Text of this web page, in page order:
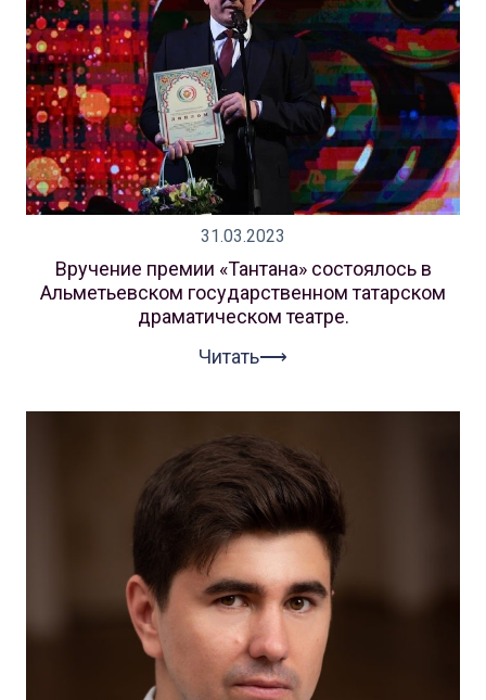
31.03.2023
Вручение премии «Тантана» состоялось в
Альметьевском государственном татарском
драматическом театре.
Читать⟶